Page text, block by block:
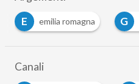
E
emilia romagna G
Canali